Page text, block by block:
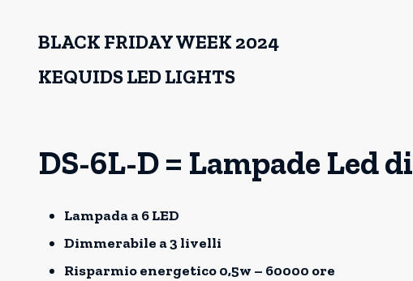
BLACK FRIDAY WEEK 2024
KEQUIDS LED LIGHTS
DS-6L-D = Lampade Led
Lampada a 6 LED
Dimmerabile a 3 livelli
Risparmio energetico 0,5w – 60000 ore